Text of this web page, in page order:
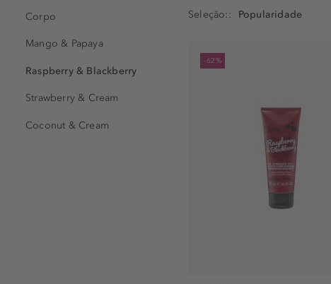
Corpo
Mango & Papaya
Raspberry & Blackberry
Strawberry & Cream
Coconut & Cream
Seleção:
-62%